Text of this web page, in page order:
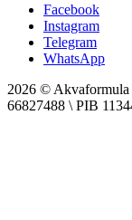
Facebook
Instagram
Telegram
WhatsApp
2026 ©
66827488 \ PIB